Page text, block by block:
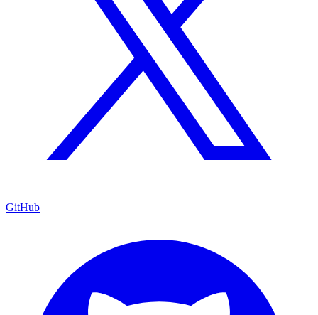
GitHub